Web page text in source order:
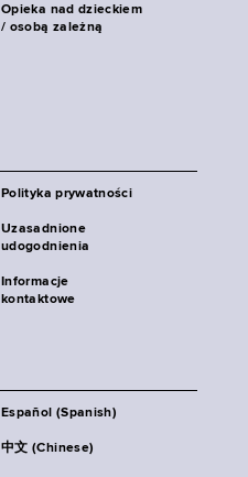
Opieka nad dzieckiem
/ osobą zależną
Polityka prywatności
Uzasadnione
udogodnienia
Informacje
kontaktowe
Español (Spanish)
中文 (Chinese)